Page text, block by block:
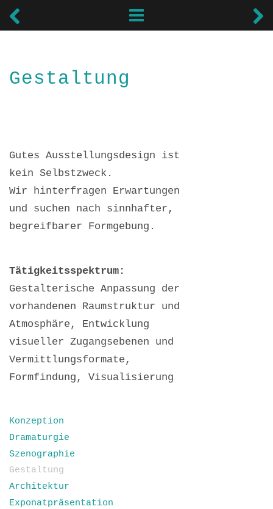
Gestaltung
Gutes Ausstellungsdesign ist
kein Selbstzweck.
Wir hinterfragen Erwartungen
und suchen nach sinnhafter,
begreifbarer Formgebung.
Tätigkeitsspektrum:
Gestalterische Anpassung der
vorhandenen Raumstruktur und
Atmosphäre, Entwicklung
visueller Zugangsebenen und
Vermittlungsformate,
Formfindung, Visualisierung
Konzeption
Dramaturgie
Szenographie
Gestaltung
Architektur
Exponatpräsentation